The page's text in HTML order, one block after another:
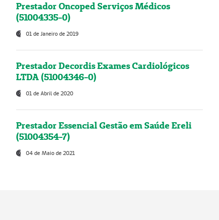
Prestador Oncoped Serviços Médicos
(51004335-0)
01 de Janeiro de 2019
Prestador Decordis Exames Cardiológicos
LTDA (51004346-0)
01 de Abril de 2020
Prestador Essencial Gestão em Saúde Ereli
(51004354-7)
04 de Maio de 2021